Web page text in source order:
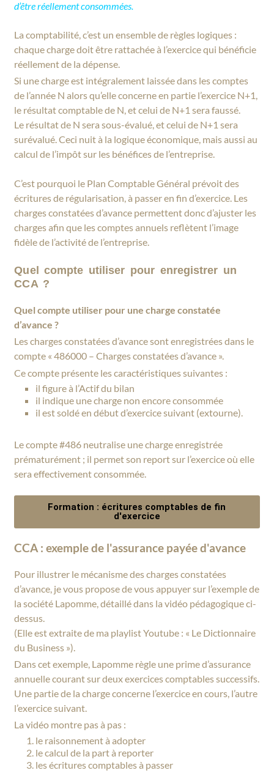
d’être réellement consommées.
La comptabilité, c’est un ensemble de règles logiques :
chaque charge doit être rattachée à l’exercice qui bénéficie
réellement de la dépense.
Si une charge est intégralement laissée dans les comptes
de l’année N alors qu’elle concerne en partie l’exercice N+1,
le résultat comptable de N, et celui de N+1 sera faussé.
Le résultat de N sera sous-évalué, et celui de N+1 sera
surévalué. Ceci nuit à la logique économique, mais aussi au
calcul de l’impôt sur les bénéfices de l’entreprise.
C’est pourquoi le Plan Comptable Général prévoit des
écritures de régularisation, à passer en fin d’exercice. Les
charges constatées d’avance permettent donc d’ajuster les
charges afin que les comptes annuels reflètent l’image
fidèle de l’activité de l’entreprise.
Quel compte utiliser pour enregistrer un
CCA ?
Quel compte utiliser pour une charge constatée
d’avance ?
Les charges constatées d’avance sont enregistrées dans le
compte « 486000 – Charges constatées d’avance ».
Ce compte présente les caractéristiques suivantes :
il figure à l’Actif du bilan
il indique une charge non encore consommée
il est soldé en début d’exercice suivant (extourne).
Le compte #486 neutralise une charge enregistrée
prématurément ; il permet son report sur l’exercice où elle
sera effectivement consommée.
Formation : écritures comptables de fin
d'exercice
CCA : exemple de l'assurance payée d'avance
Pour illustrer le mécanisme des charges constatées
d’avance, je vous propose de vous appuyer sur l’exemple de
la société Lapomme, détaillé dans la vidéo pédagogique ci-
dessus.
(Elle est extraite de ma playlist Youtube : « Le Dictionnaire
du Business »).
Dans cet exemple, Lapomme règle une prime d’assurance
annuelle courant sur deux exercices comptables successifs.
Une partie de la charge concerne l’exercice en cours, l’autre
l’exercice suivant.
La vidéo montre pas à pas :
le raisonnement à adopter
le calcul de la part à reporter
les écritures comptables à passer